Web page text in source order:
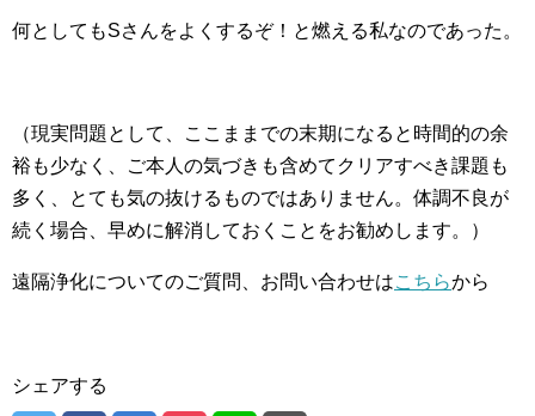
何としてもSさんをよくするぞ！と燃える私なのであった。
（現実問題として、ここままでの末期になると時間的の余
裕も少なく、ご本人の気づきも含めてクリアすべき課題も
多く、とても気の抜けるものではありません。体調不良が
続く場合、早めに解消しておくことをお勧めします。）
遠隔浄化についてのご質問、お問い合わせはこちらから
シェアする